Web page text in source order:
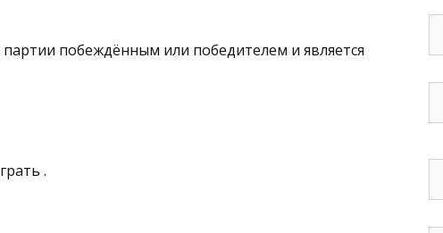
побеждённым или победителем и является
.